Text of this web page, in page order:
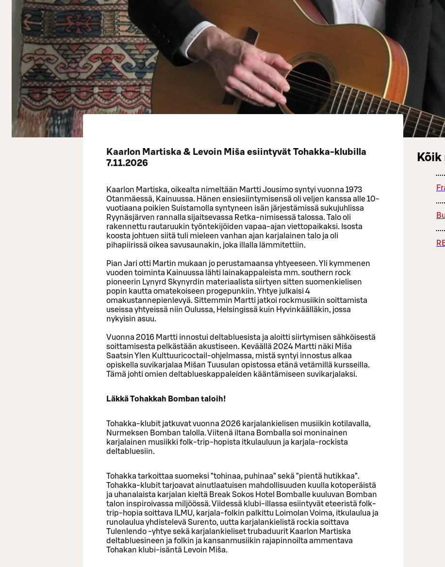
Kaarlon Martiska & Levoin Miša esiintyvät Tohakka-klubilla
7.11.2026
Kaarlon Martiska, oikealta nimeltään Martti Jousimo syntyi vuonna 1973
Otanmäessä, Kainuussa. Hänen ensiesiintymisensä oli veljen kanssa alle 10-
vuotiaana poikien Suistamolla syntyneen isän järjestämissä sukujuhlissa
Ryynäsjärven rannalla sijaitsevassa Retka-nimisessä talossa. Talo oli
rakennettu rautaruukin työntekijöiden vapaa-ajan viettopaikaksi. Isosta
koosta johtuen siitä tuli mieleen vanhan ajan karjalainen talo ja oli
pihapiirissä oikea savusaunakin, joka illalla lämmitettiin.
Pian Jari otti Martin mukaan jo perustamaansa yhtyeeseen. Yli kymmenen
vuoden toiminta Kainuussa lähti lainakappaleista mm. southern rock
pioneerin Lynyrd Skynyrdin materiaalista siirtyen sitten suomenkielisen
popin kautta omatekoiseen progepunkiin. Yhtye julkaisi 4
omakustannepienlevyä. Sittemmin Martti jatkoi rockmusiikin soittamista
useissa yhtyeissä niin Oulussa, Helsingissä kuin Hyvinkäälläkin, jossa
nykyisin asuu.
Vuonna 2016 Martti innostui deltabluesista ja aloitti siirtymisen sähköisestä
soittamisesta pelkästään akustiseen. Keväällä 2024 Martti näki Miša
Saatsin Ylen Kulttuuricoctail-ohjelmassa, mistä syntyi innostus alkaa
opiskella suvikarjalaa Mišan Tuusulan opistossa etänä vetämillä kursseilla.
Tämä johti omien deltablueskappaleiden kääntämiseen suvikarjalaksi.
Läkkä Tohakkah Bomban taloih!
Tohakka-klubit jatkuvat vuonna 2026 karjalankielisen musiikin kotilavalla,
Nurmeksen Bomban talolla. Viitenä iltana Bomballa soi moninainen
karjalainen musiikki folk-trip-hopista itkulauluun ja karjala-rockista
deltabluesiin.
Tohakka tarkoittaa suomeksi ”tohinaa, puhinaa” sekä ”pientä hutikkaa”.
Tohakka-klubit tarjoavat ainutlaatuisen mahdollisuuden kuulla kotoperäistä
ja uhanalaista karjalan kieltä Break Sokos Hotel Bomballe kuuluvan Bomban
talon inspiroivassa miljöössä. Viidessä klubi-illassa esiintyvät eteeristä folk-
trip-hopia soittava ILMU, karjala-folkin palkittu Loimolan Voima, itkulaulua ja
runolaulua yhdistelevä Surento, uutta karjalankielistä rockia soittava
Tulenlendo -yhtye sekä karjalankieliset trubaduurit Kaarlon Martiska
deltabluesineen ja folkin ja kansanmusiikin rajapinnoilta ammentava
Tohakan klubi-isäntä Levoin Miša.